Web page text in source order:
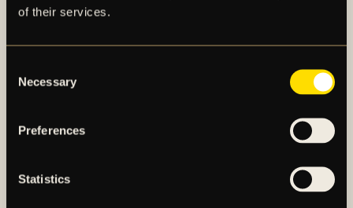
of their services.
Selection
Necessary
Preferences
Statistics
AIK Fotboll AB bedriver AIK Fotbollsförenings
damlag. Herrlaget spelar i Allsvenskan och damlaget
spelar i OBOS Damallsvenskan. AIK Fotboll AB är